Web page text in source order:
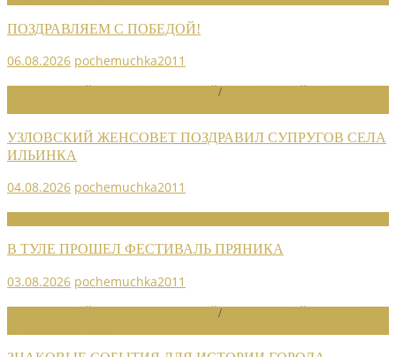
ПОЗДРАВЛЯЕМ С ПОБЕДОЙ!
06.08.2026 pochemuchka2011
/
УЗЛОВСКИЙ ЖЕНСОВЕТ ПОЗДРАВИЛ СУПРУГОВ СЕЛА
ИЛЬИНКА
04.08.2026 pochemuchka2011
В ТУЛЕ ПРОШЕЛ ФЕСТИВАЛЬ ПРЯНИКА
03.08.2026 pochemuchka2011
/